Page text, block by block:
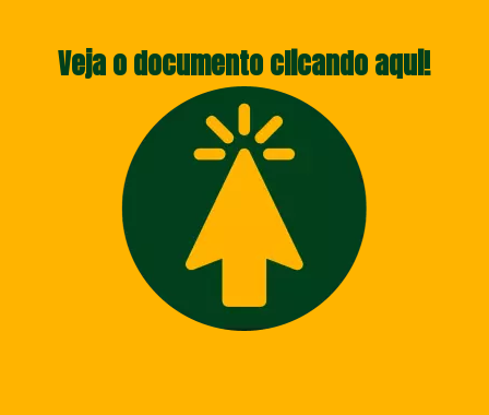
Veja o documento clicando aqui!